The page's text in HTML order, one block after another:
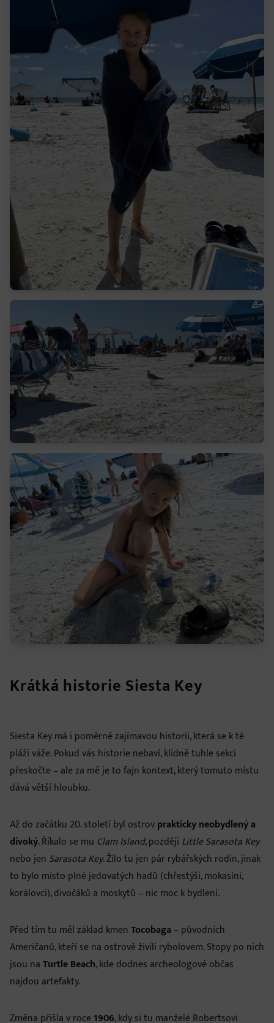
Krátká historie Siesta Key
Siesta Key má i poměrně zajímavou historii, která se k té
pláži váže. Pokud vás historie nebaví, klidně tuhle sekci
přeskočte – ale za mě je to fajn kontext, který tomuto místu
dává větší hloubku.
Až do začátku 20. století byl ostrovprakticky neobydlený a
divoký. Říkalo se mu Clam Island, později Little Sarasota Key
nebo jen Sarasota Key. Žilo tu jen pár rybářských rodin, jinak
to bylo místo plné jedovatých hadů (chřestýši, mokasíni,
korálovci), divočáků a moskytů – nic moc k bydlení.
Před tím tu měl základ kmenTocobaga – původních
Američanů, kteří se na ostrově živili rybolovem. Stopy po nich
jsou naTurtle Beach, kde dodnes archeologové občas
najdou artefakty.
Změna přišla v roce1906, kdy si tu manželé Robertsovi